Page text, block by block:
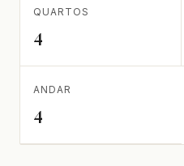
QUARTOS
4
ANDAR
4